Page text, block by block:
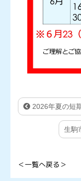
2026年夏の短
生駒
＜一覧へ戻る＞